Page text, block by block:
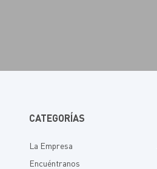
CATEGORÍAS
La Empresa
Encuéntranos